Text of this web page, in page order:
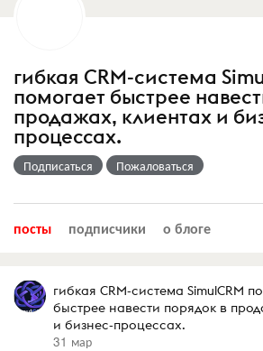
гибкая CRM-система
помогает быстрее
продажах, клиентах и
процессах.
Подписаться Пожаловаться
посты подписчики о блоге
гибкая CRM-система SimulCRM
быстрее навести порядок в
и бизнес-процессах.
31 мар